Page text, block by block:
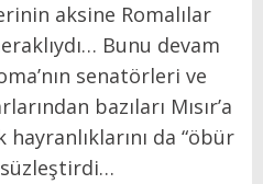
aksine Romalılar
Bunu devam
senatörleri ve
bazıları Mısır’a
da “öbür